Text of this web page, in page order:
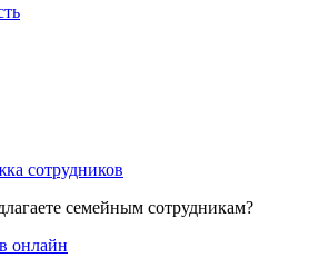
сотрудников
семейным сотрудникам?
онлайн